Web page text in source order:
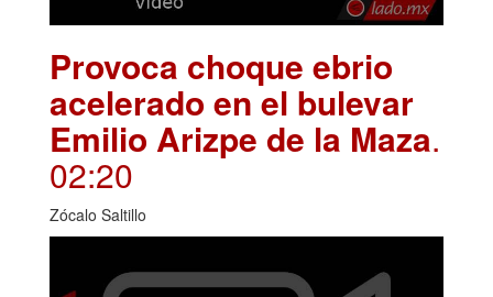
Provoca choque ebrio
acelerado en el bulevar
Emilio Arizpe de la Maza.
02:20
Zócalo Saltillo